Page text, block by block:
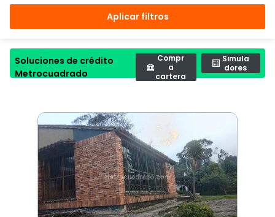
Aplicar filtros
Soluciones de crédito
Metrocuadrado
Compr
a
cartera
Simula
dores